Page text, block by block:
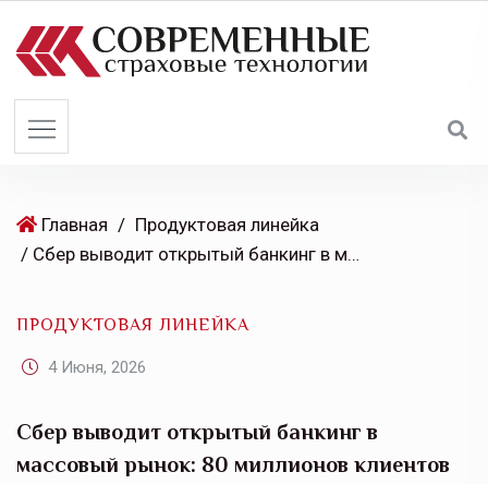
Главная / Продуктовая линейка
/ Сбер выводит открытый банкинг в массовый рынок: 80 миллионов клиентов СберБанк Онлайн могут увидеть счета разных банков в одном приложении
ПРОДУКТОВАЯ ЛИНЕЙКА
4 Июня, 2026
Сбер выводит открытый банкинг в
массовый рынок: 80 миллионов клиентов